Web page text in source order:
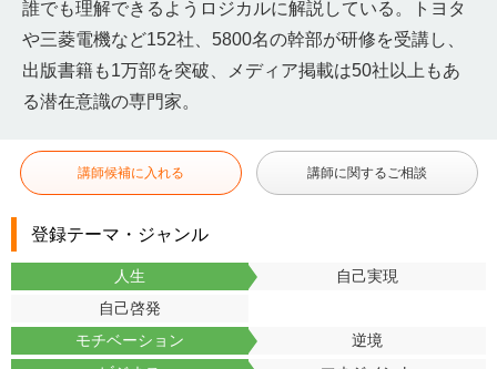
誰でも理解できるようロジカルに解説している。トヨタ
や三菱電機など152社、5800名の幹部が研修を受講し、
出版書籍も1万部を突破、メディア掲載は50社以上もあ
る潜在意識の専門家。
講師候補に入れる 講師に関するご相談
登録テーマ・ジャンル
人生
自己実現
自己啓発
モチベーション
逆境